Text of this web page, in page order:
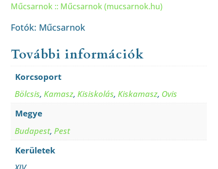
Műcsarnok :: Műcsarnok (mucsarnok.hu)
Fotók: Műcsarnok
További információk
Korcsoport
Bölcsis,Kamasz,Kisiskolás,Kiskamasz, Ovis
Megye
Budapest,Pest
Kerületek